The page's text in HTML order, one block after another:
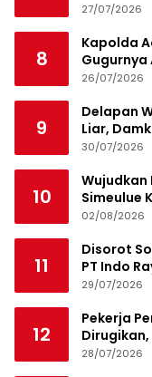
27/07/2026
8
Kapolda
Gugurnya
Bandar
26/07/2026
9
Delapan
Liar,
30/07/2026
10
Wujudkan
Simeulue
02/08/2026
11
Disorot
PT Indo
29/07/2026
12
Pekerja
Dirugikan,
Pekanbaru
28/07/2026